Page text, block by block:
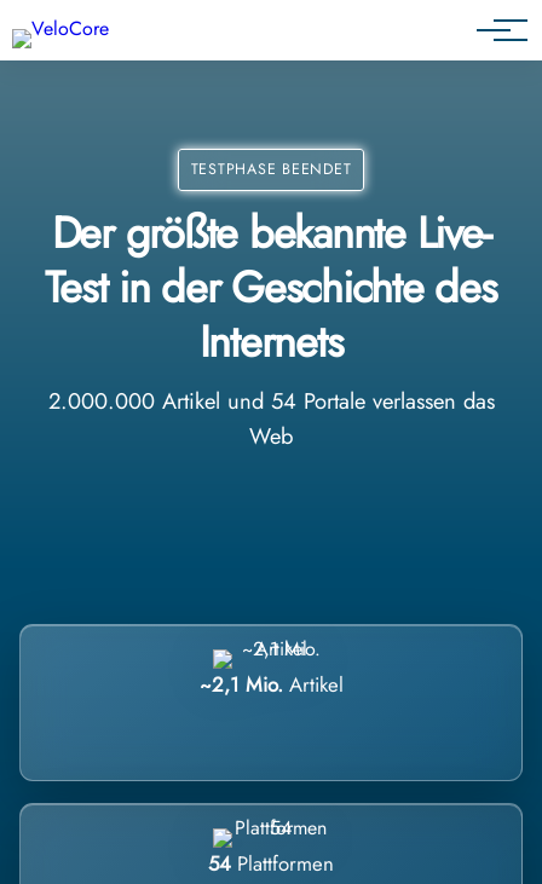
Agenturen & Webdesigner
TESTPHASE BEENDET
Der größte bekannte Live-
Test in der Geschichte des
Internets
2.000.000 Artikel und 54 Portale verlassen das
Web
~2,1 Mio. Artikel
54 Plattformen